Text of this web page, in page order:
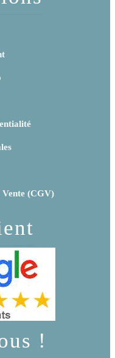
Vente (CGV)
!